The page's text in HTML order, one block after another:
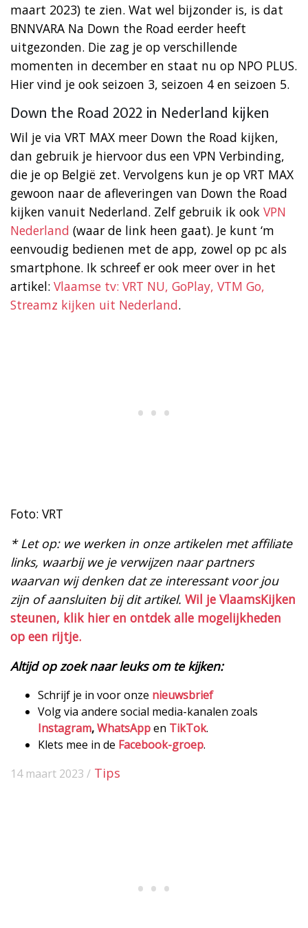
maart 2023) te zien. Wat wel bijzonder is, is dat
BNNVARA Na Down the Road eerder heeft
uitgezonden. Die zag je op verschillende
momenten in december en staat nu op NPO PLUS.
Hier vind je ook seizoen 3, seizoen 4 en seizoen 5.
Down the Road 2022 in Nederland kijken
Wil je via VRT MAX meer Down the Road kijken,
dan gebruik je hiervoor dus een VPN Verbinding,
die je op België zet. Vervolgens kun je op VRT MAX
gewoon naar de afleveringen van Down the Road
kijken vanuit Nederland. Zelf gebruik ik ook VPN
Nederland (waar de link heen gaat). Je kunt ‘m
eenvoudig bedienen met de app, zowel op pc als
smartphone. Ik schreef er ook meer over in het
artikel: Vlaamse tv: VRT NU, GoPlay, VTM Go,
Streamz kijken uit Nederland.
Foto: VRT
* Let op: we werken in onze artikelen met affiliate
links, waarbij we je verwijzen naar partners
waarvan wij denken dat ze interessant voor jou
zijn of aansluiten bij dit artikel. Wil je VlaamsKijken
steunen, klik hier en ontdek alle mogelijkheden
op een rijtje.
Altijd op zoek naar leuks om te kijken:
Schrijf je in voor onze nieuwsbrief
Volg via andere social media-kanalen zoals
Instagram,WhatsAppen TikTok.
Klets mee in de Facebook-groep.
14 maart 2023 / Tips